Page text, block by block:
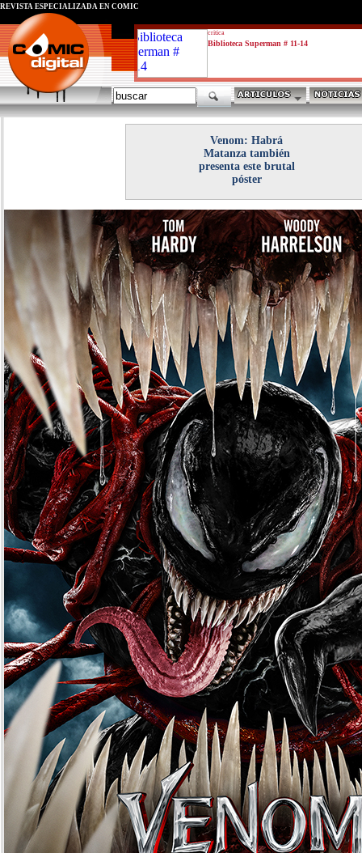
critica
Biblioteca Superman # 11-14
REVISTA ESPECIALIZADA EN CÓMIC
Venom: Habrá
Matanza también
presenta este brutal
póster